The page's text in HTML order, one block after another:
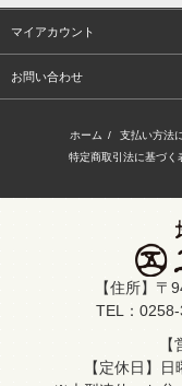
マイアカウント
お問い合わせ
ホーム / 支払い方法
特定商取引法に基づく
【住所】
TEL：
【定休日】